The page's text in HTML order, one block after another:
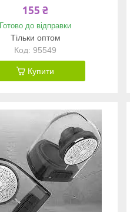
155 ₴
Готово до відправки
Тільки оптом
95549
Купити